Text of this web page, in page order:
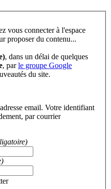
vous connecter à l'espace
proposer du contenu...
, dans un délai de quelques
, parle groupe Google
du site.
email. Votre identifiant
par courrier